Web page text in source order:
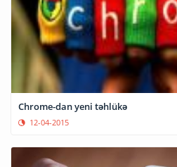
Chrome-dan yeni təhlükə
12-04-2015